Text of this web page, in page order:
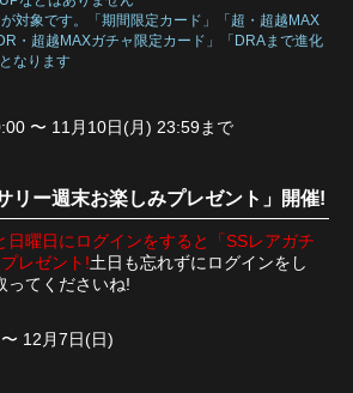
対象です。「期間限定カード」「超・超越MAX
・超越MAXガチャ限定カード」「DRAまで進化
なります
〜 11月10日(月) 23:59まで
リー週末お楽しみプレゼント」開催!
日曜日にログインをすると「SSレアガチ
レゼント!土日も忘れずにログインをし
ってくださいね!
12月7日(日)